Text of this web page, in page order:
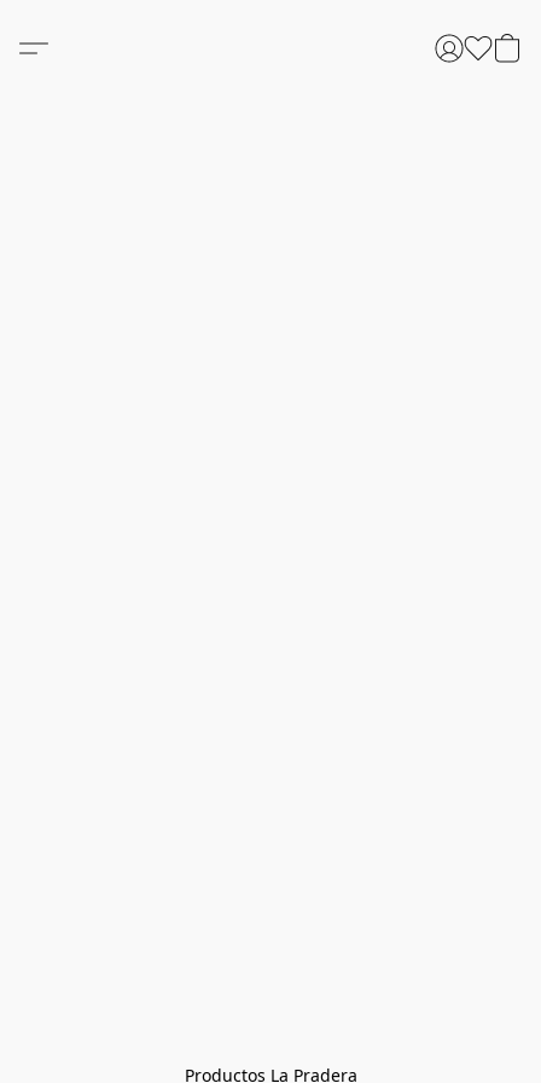
Productos La Pradera